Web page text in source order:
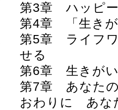
第3章 ハッピ
第4章 「生きが
第5章 ライフワ
せる
第6章 生きがい
第7章 あなた
おわりに あな